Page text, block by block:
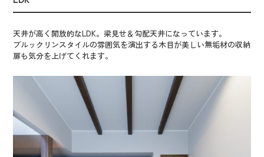
天井が高く開放的なLDK。梁見せ＆勾配天井になっています。
ブルックリンスタイルの雰囲気を演出する木目が美しい無垢材の収納
扉も気分を上げてくれます。